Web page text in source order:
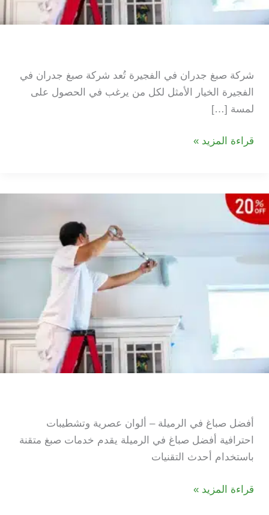
شركة صبغ جدران في الفجيرة تُعد شركة صبغ جدران في
الفجيرة الخيار الأمثل لكل من يرغب في الحصول على
لمسة […]
شركة
في
الفجيرة
قراءة المزيد »
أفضل صباغ في الرميلة – ألوان عصرية وتشطيبات
احترافية أفضل صباغ في الرميلة يقدم خدمات صبغ متقنة
باستخدام أحدث التقنيات
أفضل
قراءة المزيد »